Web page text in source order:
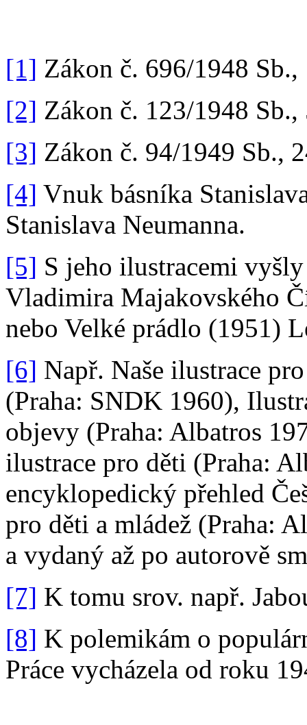
[1] Zákon č. 696/1948
[2] Zákon č. 123/1948
[3] Zákon č. 94/1949 Sb.,
[4] Vnuk básníka
Stanislava Neumanna.
[5] S jeho ilustracemi
Vladimira Majakovského
nebo Velké prádlo (1951)
[6] Např. Naše ilustrace
(Praha: SNDK 1960),
objevy (Praha: Albatros
ilustrace pro děti (Praha:
encyklopedický přehled
pro děti a mládež (Praha:
a vydaný až po autorově
[7] K tomu srov. např.
[8] K polemikám o
Práce vycházela od roku